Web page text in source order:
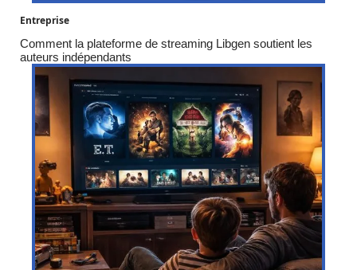
Entreprise
Comment la plateforme de streaming Libgen soutient les
auteurs indépendants